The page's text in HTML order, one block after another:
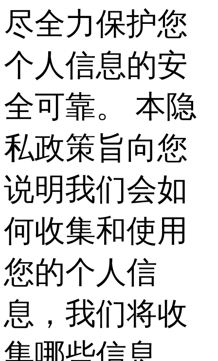
尽全力保护您
个人信息的安
全可靠。 本隐
私政策旨向您
说明我们会如
何收集和使用
您的个人信
息，我们将收